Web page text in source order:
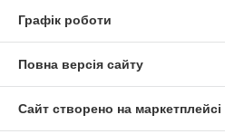
Графік роботи
Повна версія сайту
Сайт створено на маркетплейсі